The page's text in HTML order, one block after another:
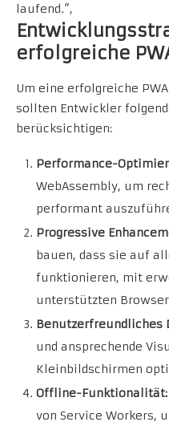
laufend.”,
erfolgreiche
Um eine erfolgreiche
sollten Entwickler
berücksichtigen:
Performance-
WebAssembly, um
performant
Progressive
bauen, dass sie auf
funktionieren, mit
unterstützten
Benutzerfreundliches
und ansprechende
Kleinbildschirmen
Offline-Funktionalität:
von Service Workers,